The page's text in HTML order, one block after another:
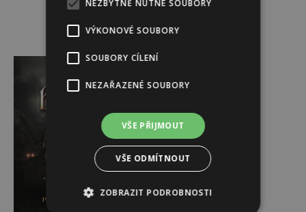
NEZBYTNĚ NUTNÉ SOUBORY
VÝKONOVÉ SOUBORY
SOUBORY CÍLENÍ
NEZAŘAZENÉ SOUBORY
VŠE PŘIJMOUT
VŠE ODMÍTNOUT
ZOBRAZIT PODROBNOSTI